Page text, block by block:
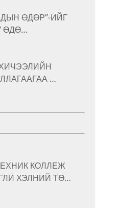
ӨДӨР”-ИЙГ
ӨДӨ…
…
КОЛЛЕЖ
ХЭЛНИЙ ТӨ…